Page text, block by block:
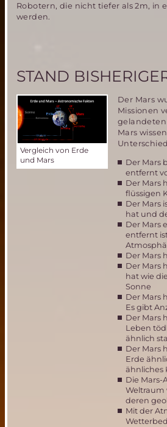
Robotern, die nicht tiefer als 2m, in
werden.
STAND
Vergleich von Erde
und Mars
Der Mars
Missionen
Mars
Der Mars
entfernt
Der Mars
flüssigen
Der Mars
hat und
Der Mars
entfernt
Der Mars
Der Mars
hat wie
Sonne
Der Mars
Es gibt
Der Mars
Leben
ähnlich
Der Mars
Erde
ähnliches
Die
Weltraum
deren
Mit der